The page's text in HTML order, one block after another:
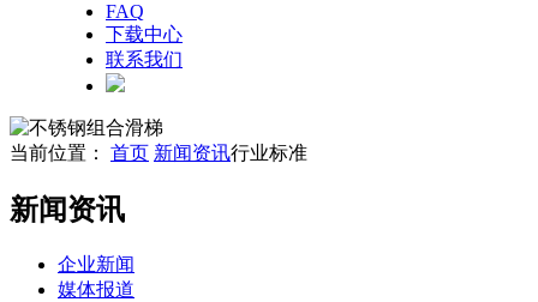
FAQ
下载中心
联系我们
当前位置： 首页 新闻资讯行业标准
新闻资讯
企业新闻
媒体报道